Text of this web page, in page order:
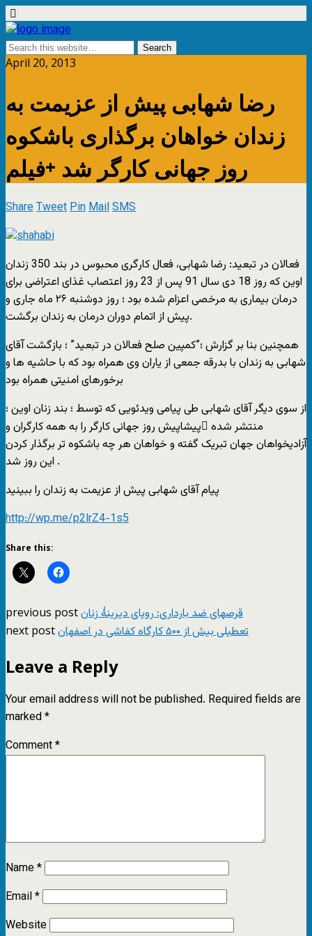
April 20, 2013
رضا شهابی پیش از عزیمت به
زندان خواهان برگذاری باشکوه
روز جهانی کارگر شد +فیلم
ShareTweetPinMailSMS
فعالان در تبعید: رضا شهابی، فعال کارگری محبوس در بند 350 زندان
اوین که روز 18 دی سال 91 پس از 23 روز اعتصاب غذای اعتراضی برای
درمان بیماری به مرخصی اعزام شده بود ؛ روز دوشنبه ۲۶ ماه جاری و
پیش از اتمام دوران درمان به زندان برگشت.
همچنین بنا بر گزارش ؛”کمپین صلح فعالان در تبعید” ؛ بازگشت آقای
شهابی به زندان با بدرقه جمعی از یاران وی همراه بود که با حاشیه ها و
برخورهای امنیتی همراه بود
از سوی دیگر آقای شهابی طی پیامی ویدئویی که توسط ؛ بند زنان اوین ؛
منتشر شده َپیشاپیش روز جهانی کارگر را به همه کارگران و
آزادیخواهان جهان تبریک گفته و خواهان هر چه باشکوه تر برگذار کردن
این روز شد .
پیام آقای شهابی پیش از عزیمت به زندان را ببینید
http://wp.me/p2lrZ4-1s5
Share this:
previous postقرصهای ضد بارداری: رویای دیرینۀ زنان
next post تعطیلی بیش از ۵۰۰ کارگاه کفاشی در اصفهان
Leave a Reply
Your email address will not be published. Required fields are
marked*
Comment*
Name*
Email*
Website